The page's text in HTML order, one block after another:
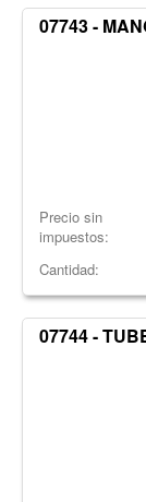
07743 -
Precio sin
impuestos:
Cantidad:
07744 -